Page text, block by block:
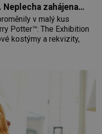
zahájena…
v malý kus
Potter™: The Exhibition
kostýmy a rekvizity,